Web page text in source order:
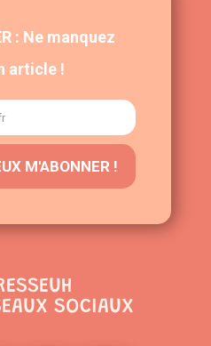
SOCIAUX